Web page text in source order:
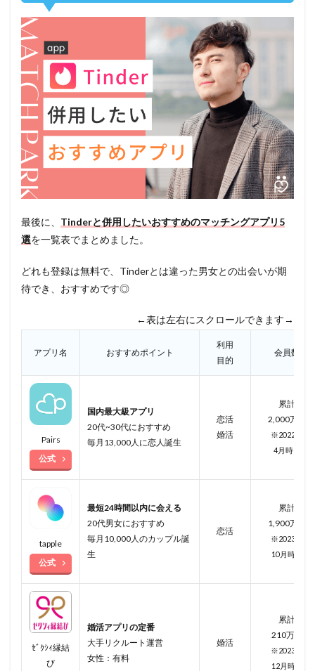
最後に、 Tinderと併用したいおすすめのマッチングアプリ5
選を一覧表でまとめました。
どれも登録は無料で、Tinderとは違った男女との出会いが期
待でき、おすすめです◎
←表は左右にスクロールできます→
アプリ名 おすすめポイント
利用
目的
会員数
Pairs
公式
国内最大級アプリ
20代~30代におすすめ
毎月13,000人に恋人誕生
恋活
婚活
累計
2,000万人
※2022年
4月時点
tapple
公式
最短24時間以内に会える
20代男女におすすめ
毎月10,000人のカップル誕
生
恋活
累計
1,900万人
※2023年
10月時点
ｾﾞｸｼｨ縁結
び
婚活アプリの定番
大手リクルート運営
女性：有料
婚活
累計
210万人
※2023年
12月時点